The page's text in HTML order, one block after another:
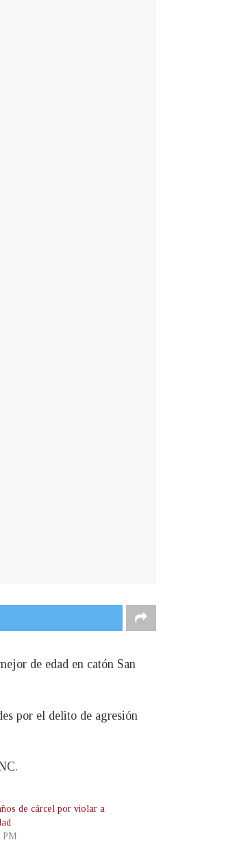
de edad en catón San
por el delito de agresión
de cárcel por violar a
PM